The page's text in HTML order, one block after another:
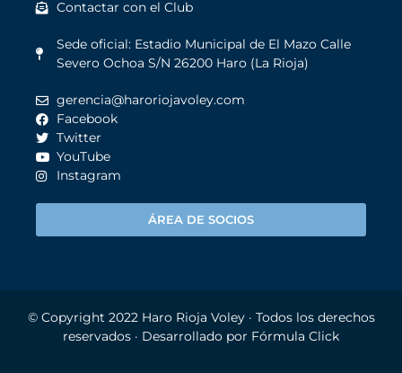
Contactar con el Club
Sede oficial: Estadio Municipal de El Mazo Calle
Severo Ochoa S/N 26200 Haro (La Rioja)
gerencia@haroriojavoley.com
Facebook
Twitter
YouTube
Instagram
ÁREA DE SOCIOS
© Copyright 2022 Haro Rioja Voley· Todos los derechos
reservados · Desarrollado por Fórmula Click